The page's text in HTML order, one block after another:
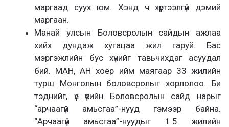
маргаад суух юм. Хэнд ч хүртээлгүй дэмий
маргаан.
Манай улсын Боловсролын сайдын ажлаа
хийх дундаж хугацаа жил гаруй. Бас
мэргэжлийн бус хүнийг тавьчихдаг асуудал
бий. МАН, АН хоёр ийм маягаар 33 жилийн
турш Монголын боловсролыг хорлолоо. Би
тэднийг, үе үеийн Боловсролын сайд нарыг
“арчаагүй амьсгаа”-нууд гэмээр байна.
“Арчаагүй амьсгаа”-нуудыг 1.5 жилийн